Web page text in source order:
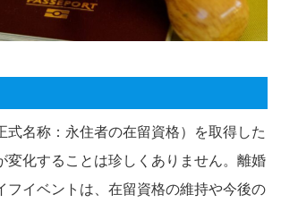
式名称：永住者の在留資格）を取得した
変化することは珍しくありません。離婚
フイベントは、在留資格の維持や今後の